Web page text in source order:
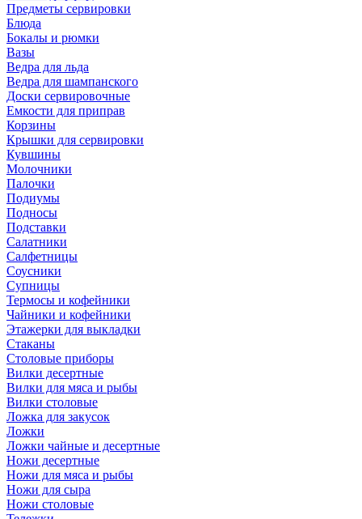
Предметы сервировки
Блюда
Бокалы и рюмки
Вазы
Ведра для льда
Ведра для шампанского
Доски сервировочные
Емкости для приправ
Корзины
Крышки для сервировки
Кувшины
Молочники
Палочки
Подиумы
Подносы
Подставки
Салатники
Салфетницы
Соусники
Супницы
Термосы и кофейники
Чайники и кофейники
Этажерки для выкладки
Стаканы
Столовые приборы
Вилки десертные
Вилки для мяса и рыбы
Вилки столовые
Ложка для закусок
Ложки
Ложки чайные и десертные
Ножи десертные
Ножи для мяса и рыбы
Ножи для сыра
Ножи столовые